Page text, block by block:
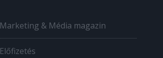
Marketing & Média magazin
Előfizetés